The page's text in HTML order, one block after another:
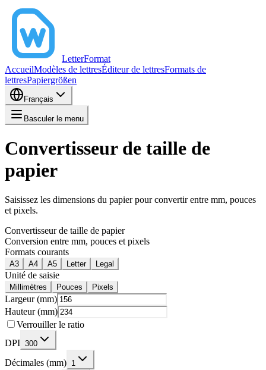
LetterFormat
AccueilModèles de lettresÉditeur de lettresFormats de
lettresPapiergrößen
Français
Basculer le menu
Convertisseur de taille de
papier
Saisissez les dimensions du papier pour convertir entre mm, pouces
et pixels.
Convertisseur de taille de papier
Conversion entre mm, pouces et pixels
Formats courants
A3 A4 A5 Letter Legal
Unité de saisie
Millimètres Pouces Pixels
Largeur (mm)
Hauteur (mm)
Verrouiller le ratio
DPI 300
Décimales (mm) 1